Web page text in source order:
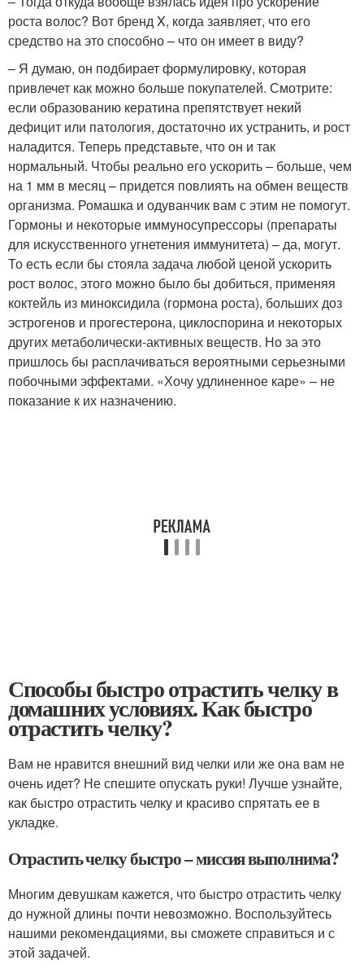
роста волос? Вот бренд X, когда заявляет, что его
средство на это способно – что он имеет в виду?
– Я думаю, он подбирает формулировку, которая
привлечет как можно больше покупателей. Смотрите:
если образованию кератина препятствует некий
дефицит или патология, достаточно их устранить, и рост
наладится. Теперь представьте, что он и так
нормальный. Чтобы реально его ускорить – больше, чем
на 1 мм в месяц – придется повлиять на обмен веществ
организма. Ромашка и одуванчик вам с этим не помогут.
Гормоны и некоторые иммуносупрессоры (препараты
для искусственного угнетения иммунитета) – да, могут.
То есть если бы стояла задача любой ценой ускорить
рост волос, этого можно было бы добиться, применяя
коктейль из миноксидила (гормона роста), больших доз
эстрогенов и прогестерона, циклоспорина и некоторых
других метаболически-активных веществ. Но за это
пришлось бы расплачиваться вероятными серьезными
побочными эффектами. «Хочу удлиненное каре» – не
показание к их назначению.
Способы быстро отрастить челку в
домашних условиях. Как быстро
отрастить челку?
Вам не нравится внешний вид челки или же она вам не
очень идет? Не спешите опускать руки! Лучше узнайте,
как быстро отрастить челку и красиво спрятать ее в
укладке.
Отрастить челку быстро – миссия выполнима?
Многим девушкам кажется, что быстро отрастить челку
до нужной длины почти невозможно. Воспользуйтесь
нашими рекомендациями, вы сможете справиться и с
этой задачей.